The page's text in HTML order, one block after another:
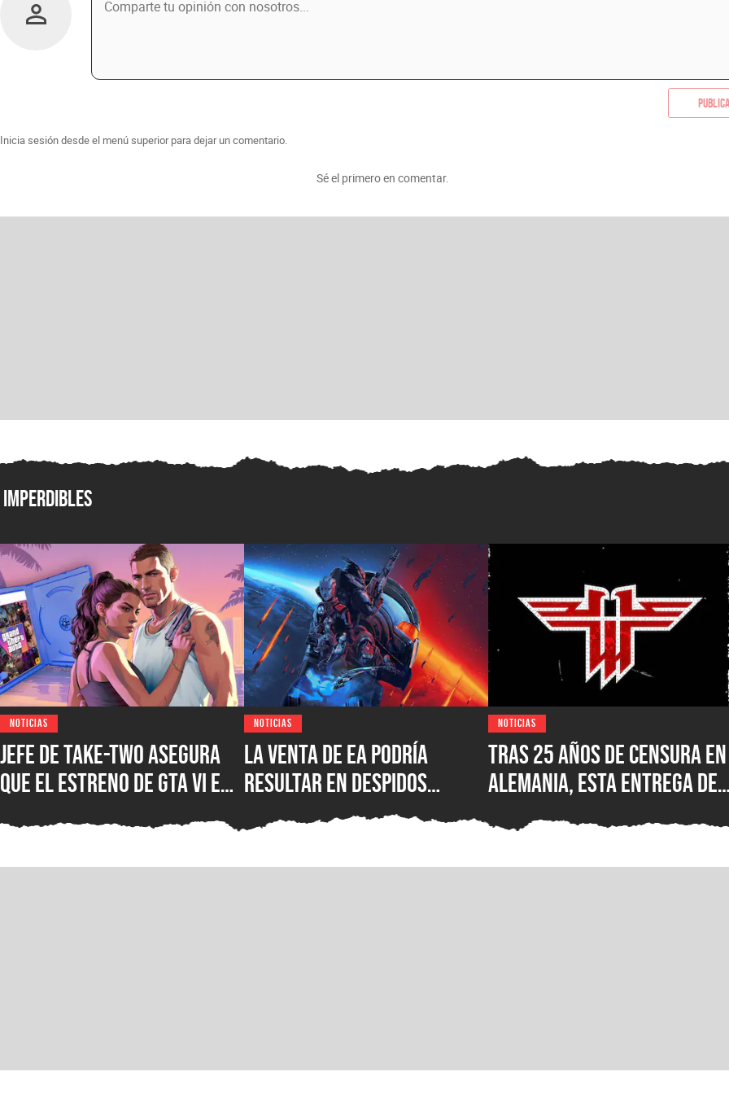
Inicia sesión desde el menú superior para dejar un comentario.
Sé el primero en comentar.
Imperdibles
NOTICIAS
Jefe de Take-Two asegura
que el estreno de GTA VI en
tienen mucho sentido para
NOTICIAS
La venta de EA podría
resultar en despidos
masivos y la venta de
estudios como BioWare,
señalan fuentes
NOTICIAS
Tras 25 años de censura en
Alemania, esta entrega de
disponible en su versión
original en PC para Steam,